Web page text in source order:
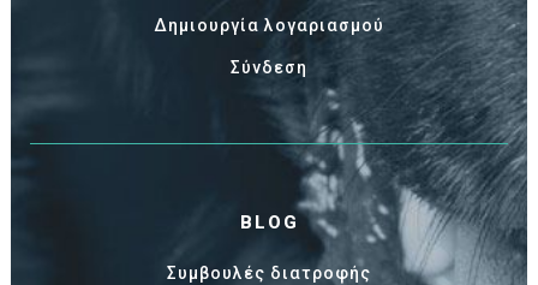
Δημιουργία λογαριασμού
Σύνδεση
BLOG
Συμβουλές διατροφής